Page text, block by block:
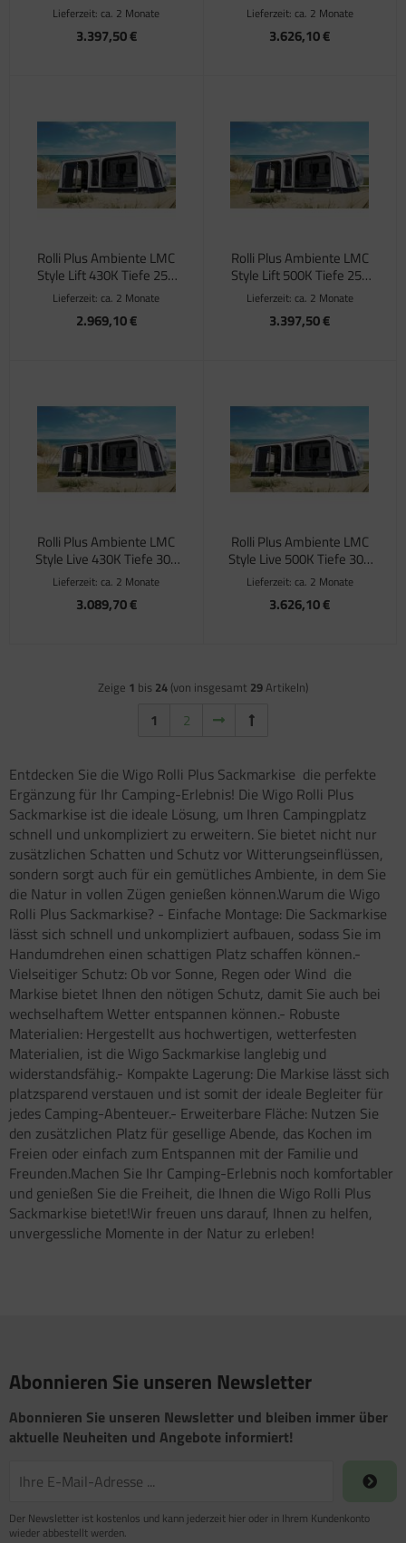
250 cm
Lieferzeit: ca. 2 Monate
3.397,50 €
300 cm
Lieferzeit: ca. 2 Monate
3.626,10 €
Rolli Plus Ambiente LMC
Style Lift 430K Tiefe 250
cm
Lieferzeit: ca. 2 Monate
2.969,10 €
Rolli Plus Ambiente LMC
Style Lift 500K Tiefe 250
cm
Lieferzeit: ca. 2 Monate
3.397,50 €
Rolli Plus Ambiente LMC
Style Live 430K Tiefe 300
cm
Lieferzeit: ca. 2 Monate
3.089,70 €
Rolli Plus Ambiente LMC
Style Live 500K Tiefe 300
cm
Lieferzeit: ca. 2 Monate
3.626,10 €
Zeige 1 bis 24 (von insgesamt 29Artikeln)
1 2
Entdecken Sie die Wigo Rolli Plus Sackmarkise  die perfekte
Ergänzung für Ihr Camping-Erlebnis! Die Wigo Rolli Plus
Sackmarkise ist die ideale Lösung, um Ihren Campingplatz
schnell und unkompliziert zu erweitern. Sie bietet nicht nur
zusätzlichen Schatten und Schutz vor Witterungseinflüssen,
sondern sorgt auch für ein gemütliches Ambiente, in dem Sie
die Natur in vollen Zügen genießen können.Warum die Wigo
Rolli Plus Sackmarkise? - Einfache Montage: Die Sackmarkise
lässt sich schnell und unkompliziert aufbauen, sodass Sie im
Handumdrehen einen schattigen Platz schaffen können.-
Vielseitiger Schutz: Ob vor Sonne, Regen oder Wind  die
Markise bietet Ihnen den nötigen Schutz, damit Sie auch bei
wechselhaftem Wetter entspannen können.- Robuste
Materialien: Hergestellt aus hochwertigen, wetterfesten
Materialien, ist die Wigo Sackmarkise langlebig und
widerstandsfähig.- Kompakte Lagerung: Die Markise lässt sich
platzsparend verstauen und ist somit der ideale Begleiter für
jedes Camping-Abenteuer.- Erweiterbare Fläche: Nutzen Sie
den zusätzlichen Platz für gesellige Abende, das Kochen im
Freien oder einfach zum Entspannen mit der Familie und
Freunden.Machen Sie Ihr Camping-Erlebnis noch komfortabler
und genießen Sie die Freiheit, die Ihnen die Wigo Rolli Plus
Sackmarkise bietet!Wir freuen uns darauf, Ihnen zu helfen,
unvergessliche Momente in der Natur zu erleben!
Abonnieren Sie unseren Newsletter
Abonnieren Sie unseren Newsletter und bleiben immer über
aktuelle Neuheiten und Angebote informiert!
Der Newsletter ist kostenlos und kann jederzeit hier oder in Ihrem Kundenkonto
wieder abbestellt werden.